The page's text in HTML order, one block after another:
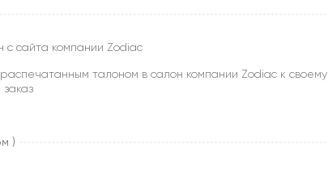
с сайта компании Zodiac
талоном в салон компании Zodiac к своему
)